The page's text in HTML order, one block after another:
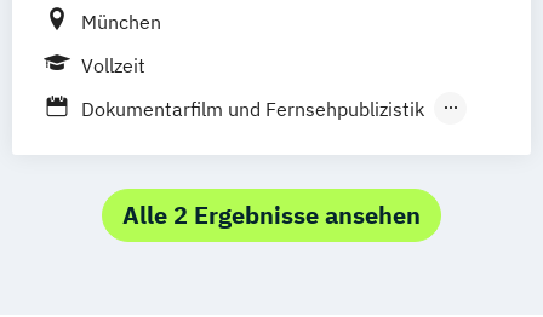
München
Vollzeit
Dokumentarfilm und Fernsehpublizistik
Produktion und Medienwirtschaft
Alle 2 Ergebnisse ansehen